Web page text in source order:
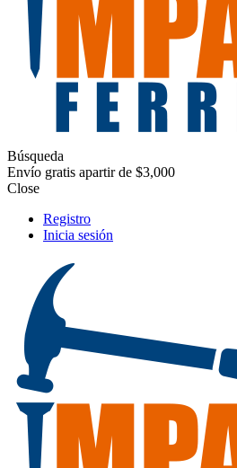
Búsqueda
Envío gratis apartir de $3,000
Close
Registro
Inicia sesión